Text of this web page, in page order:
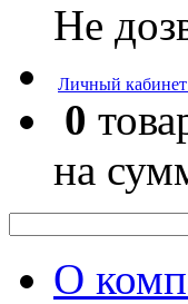
Не
Личный кабинет
0
на
О